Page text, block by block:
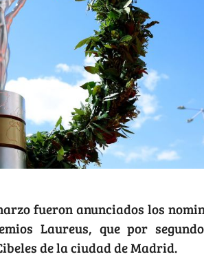
fueron anunciados los
Laureus, que por
de la ciudad de Madrid.